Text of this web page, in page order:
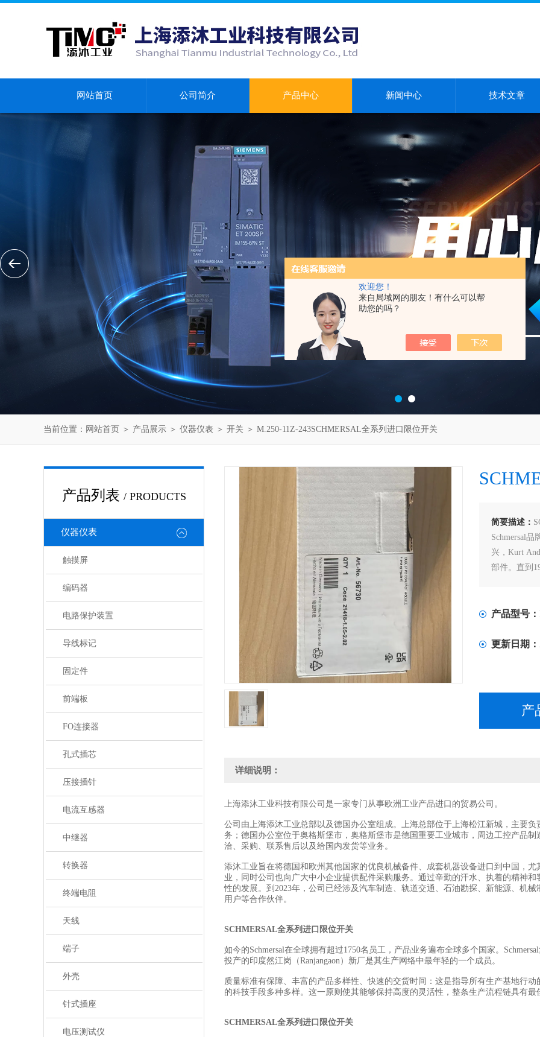
欢迎您！
来自局域网的朋友！有什么可以帮
助您的吗？
网站首页 公司简介 产品中心 新闻中心 技术文章
当前位置： 网站首页 ＞ 产品展示 ＞ 仪器仪表 ＞ 开关 ＞ M.250-11Z-243SCHMERSAL全系列进口限位开关
产品列表 / PRODUCTS
仪器仪表
触摸屏
编码器
电路保护装置
导线标记
固定件
前端板
FO连接器
孔式插芯
压接插针
电流互感器
中继器
转换器
终端电阻
天线
端子
外壳
针式插座
电压测试仪
简要描述：
Schmersal
兴，Kurt
部件。直到
产品型号：
更新日期：
产
详细说明：
上海添沐工业科技有限公司是一家专门从事欧洲工业产品进口的贸易公司。
公司由上海添沐工业总部以及德国办公室组成。上海总部位于上海松江新城，主要
务；德国办公室位于奥格斯堡市，奥格斯堡市是德国重要工业城市，周边工控产品
洽、采购、联系售后以及给国内发货等业务。
添沐工业旨在将德国和欧州其他国家的优良机械备件、成套机器设备进口到中国，
业，同时公司也向广大中小企业提供配件采购服务。通过辛勤的汗水、执着的精神
性的发展。到2023年，公司已经涉及汽车制造、轨道交通、石油勘探、新能源、机
用户等合作伙伴。
SCHMERSAL全系列进口限位开关
如今的Schmersal在全球拥有超过1750名员工，产品业务遍布全球多个国家。
投产的印度然江岗（Ranjangaon）新厂是其生产网络中最年轻的一个成员。
质量标准有保障、丰富的产品多样性、快速的交货时间：这是指导所有生产基地行
的科技手段多种多样。这一原则使其能够保持高度的灵活性，整条生产流程链具有最
SCHMERSAL全系列进口限位开关